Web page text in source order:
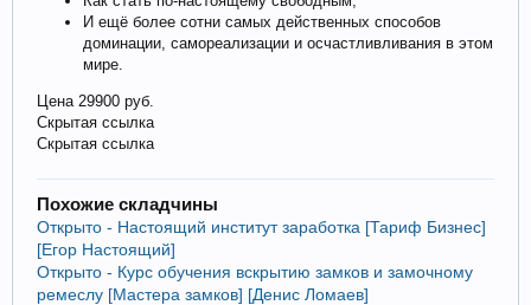
И ещё более сотни самых действенных способов
доминации, самореализации и осчастливливания в этом
мире.
Цена 29900 руб.
Скрытая ссылка
Скрытая ссылка
Похожие складчины
Открыто - Настоящий институт заработка [Тариф Бизнес]
[Егор Настоящий]
Открыто - Курс обучения вскрытию замков и замочному
ремеслу [Мастера замков] [Денис Ломаев]